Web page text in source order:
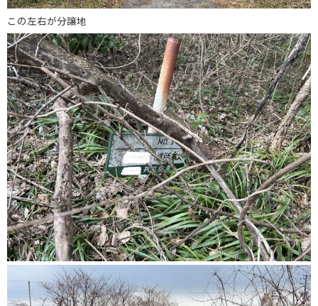
この左右が分譲地